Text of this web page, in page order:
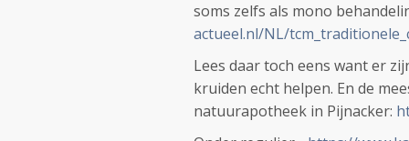
soms zelfs als mono
actueel.nl/NL/
Lees daar toch eens want er
kruiden echt helpen. En de
natuurapotheek in Pijnacker: